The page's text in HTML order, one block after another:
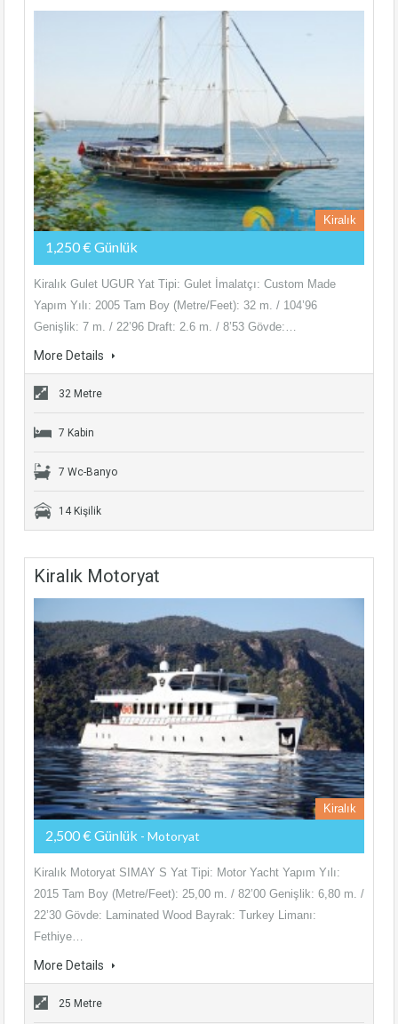
Kiralık
1,250 € Günlük
Kiralık Gulet UGUR Yat Tipi: Gulet İmalatçı: Custom Made
Yapım Yılı: 2005 Tam Boy (Metre/Feet): 32 m. / 104’96
Genişlik: 7 m. / 22’96 Draft: 2.6 m. / 8’53 Gövde:…
More Details
32 Metre
7 Kabin
7 Wc-Banyo
14 Kişilik
Kiralık Motoryat
Kiralık
2,500 € Günlük - Motoryat
Kiralık Motoryat SIMAY S Yat Tipi: Motor Yacht Yapım Yılı:
2015 Tam Boy (Metre/Feet): 25,00 m. / 82’00 Genişlik: 6,80 m. /
22’30 Gövde: Laminated Wood Bayrak: Turkey Limanı:
Fethiye…
More Details
25 Metre